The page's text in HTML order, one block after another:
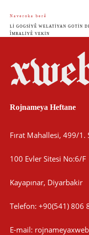
Naveroka berê
LI GOGSIYÊ WELATIYAN GOTIN
ÎMRALIYÊ VEKIN
Rojnameya Heftane
Fırat Mahallesi, 499/1.
100 Evler Sitesi No:6/F
Kayapınar, Diyarbakir
Telefon: +90(541) 806
E-mail: